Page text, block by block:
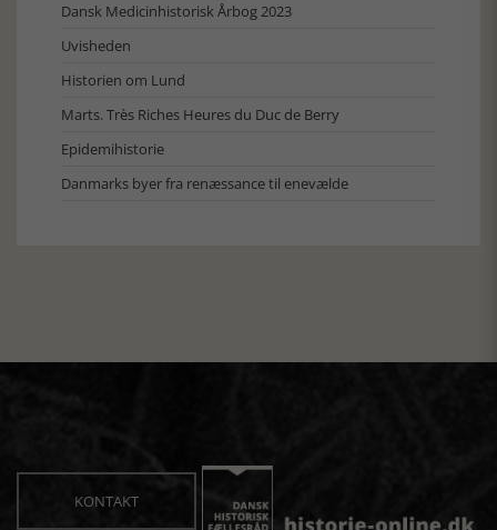
Dansk Medicinhistorisk Årbog 2023
Uvisheden
Historien om Lund
Marts. Très Riches Heures du Duc de Berry
Epidemihistorie
Danmarks byer fra renæssance til enevælde
KONTAKT